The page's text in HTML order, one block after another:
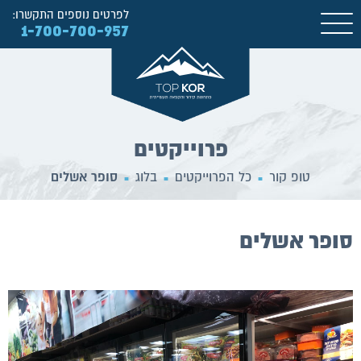
לפרטים נוספים התקשרו:
1-700-700-957
פרוייקטים
טופ קור ■ כל הפרוייקטים ■ בלוג ■ סופר אשלים
סופר אשלים